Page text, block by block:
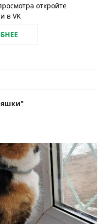
откройте
в VK